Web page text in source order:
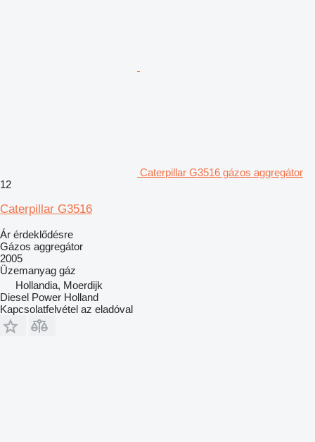
Caterpillar G3516 gázos aggregátor
12
Caterpillar G3516
Ár érdeklődésre
Gázos aggregátor
2005
Üzemanyag gáz
Hollandia, Moerdijk
Diesel Power Holland
Kapcsolatfelvétel az eladóval